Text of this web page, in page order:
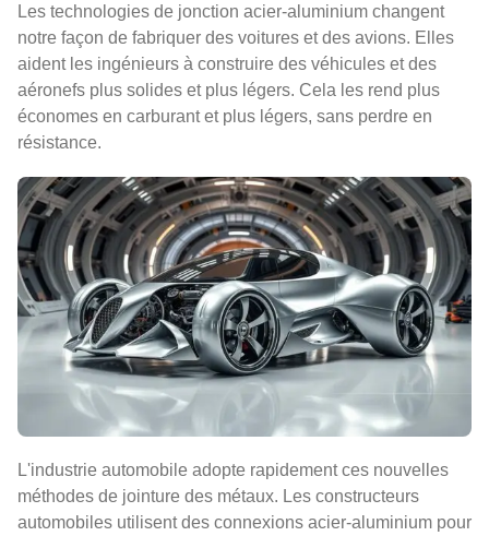
Les technologies de jonction acier-aluminium changent
notre façon de fabriquer des voitures et des avions. Elles
aident les ingénieurs à construire des véhicules et des
aéronefs plus solides et plus légers. Cela les rend plus
économes en carburant et plus légers, sans perdre en
résistance.
L'industrie automobile adopte rapidement ces nouvelles
méthodes de jointure des métaux. Les constructeurs
automobiles utilisent des connexions acier-aluminium pour